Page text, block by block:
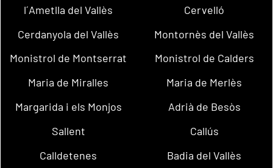
l´Ametlla del Vallès
Cervelló
Cerdanyola del Vallès
Montornès del Vallès
Monistrol de Montserrat
Monistrol de Calders
Maria de Miralles
Maria de Merlès
Margarida i els Monjos
Adrià de Besòs
Sallent
Callús
Calldetenes
Badia del Vallès